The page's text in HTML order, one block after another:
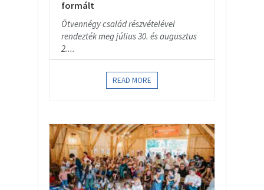
formált
Ötvennégy család részvételével
rendezték meg július 30. és augusztus
2....
READ MORE